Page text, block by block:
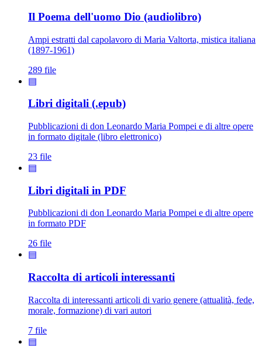
Il Poema dell'uomo Dio (audiolibro)
Ampi estratti dal capolavoro di Maria Valtorta, mistica italiana
(1897-1961)
289 file
▤
Libri digitali (.epub)
Pubblicazioni di don Leonardo Maria Pompei e di altre opere
in formato digitale (libro elettronico)
23 file
▤
Libri digitali in PDF
Pubblicazioni di don Leonardo Maria Pompei e di altre opere
in formato PDF
26 file
▤
Raccolta di articoli interessanti
Raccolta di interessanti articoli di vario genere (attualità, fede,
morale, formazione) di vari autori
7 file
▤